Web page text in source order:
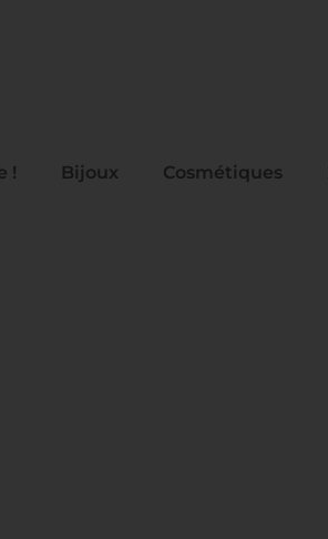
! Bijoux Cosmétiques